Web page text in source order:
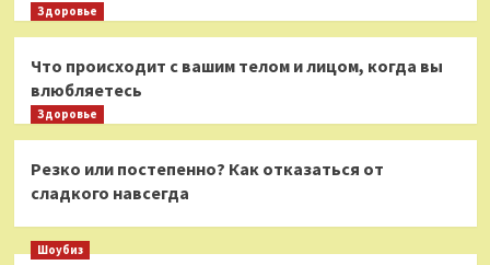
Здоровье
Что происходит с вашим телом и лицом, когда вы
влюбляетесь
Здоровье
Резко или постепенно? Как отказаться от
сладкого навсегда
Шоубиз